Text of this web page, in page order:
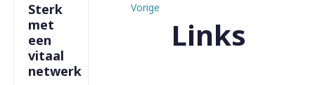
Sterk
met
een
vitaal
netwerk
Vorige
Links